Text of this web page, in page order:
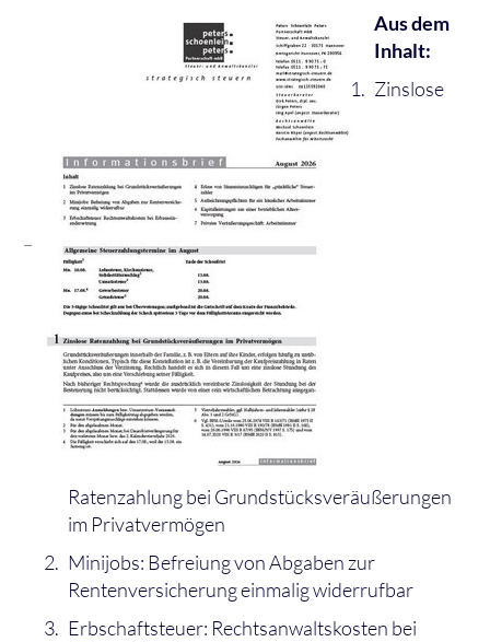
Aus dem
Inhalt:
Zinslose
Ratenzahlung bei Grundstücksveräußerungen
im Privatvermögen
Minijobs: Befreiung von Abgaben zur
Rentenversicherung einmalig widerrufbar
Erbschaftsteuer: Rechtsanwaltskosten bei